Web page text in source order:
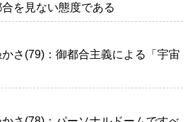
を見ない態度である
さ(79)：御都合主義による「宇宙